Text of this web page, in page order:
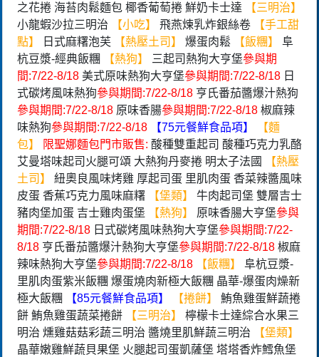
之花捲 海苔肉鬆麵包 椰香葡萄捲 鮮奶卡士達
【三明治】
小龍蝦沙拉三明治
【小吃】 飛燕煉乳炸銀絲卷
【手工甜
點】
日式麻糬泡芙 【熱壓土司】 爆蛋肉鬆 【飯糰】
阜
杭豆漿-經典飯糰
【熱狗】 三起司熱狗大亨堡參與期
間:7/22-8/18 美式原味熱狗大亨堡參與期間:7/22-8/18 日
式碳烤風味熱狗參與期間:7/22-8/18 亨氏番茄醬爆汁熱狗
參與期間:7/22-8/18 原味香腸參與期間:7/22-8/18 椒麻辣
味熱狗參與期間:7/22-8/18 【75元餐鮮食品項】
【麵
包】
限聖娜麵包門市販售: 酸種雙重起司 酸種巧克力乳酪
艾曼塔味起司火腿可頌 大熱狗丹麥捲 明太子法國
【熱壓
土司】
紐奧良風味烤雞 厚起司蛋 里肌肉蛋 香菜辣醬風味
皮蛋 香蕉巧克力風味麻糬
【堡類】
牛肉起司堡 雙層吉士
豬肉堡加蛋 吉士雞肉蛋堡
【熱狗】 原味香腸大亨堡參與
期間:7/22-8/18 日式碳烤風味熱狗大亨堡參與期間:7/22-
8/18 亨氏番茄醬爆汁熱狗大亨堡參與期間:7/22-8/18 椒麻
辣味熱狗大亨堡參與期間:7/22-8/18 【飯糰】
阜杭豆漿-
里肌肉蛋紫米飯糰 爆蛋燒肉新極大飯糰 晶華-爆蛋肉燥新
極大飯糰
【85元餐鮮食品項】 【捲餅】
鮪魚雞蛋鮮蔬捲
餅 鮪魚雞蛋蔬菜捲餅
【三明治】
檸檬卡士達綜合水果三
明治 燻雞菇菇彩蔬三明治 醬燒里肌鮮蔬三明治
【堡類】
晶華嫩雞鮮蔬貝果堡 火腿起司蛋凱薩堡 塔塔香炸鱈魚堡